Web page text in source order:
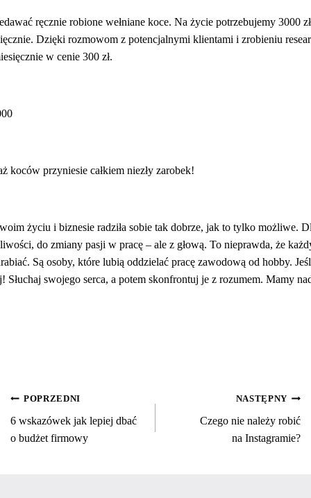
ręcznie robione wełniane koce. Na życie potrzebujemy 3000
Dzięki rozmowom z potencjalnymi klientami i zrobieniu
w cenie 300 zł.
koców przyniesie całkiem niezły zarobek!
życiu i biznesie radziła sobie tak dobrze, jak to tylko możliwe.
do zmiany pasji w pracę – ale z głową. To nieprawda, że
Są osoby, które lubią oddzielać pracę zawodową od hobby.
Słuchaj swojego serca, a potem skonfrontuj je z rozumem. Mamy
NAWIGACJA
WPISU
POPRZEDNI
6 wskazówek jak lepiej dbać
o budżet firmowy
NASTĘPNY
Czego nie należy robić
na Instagramie?